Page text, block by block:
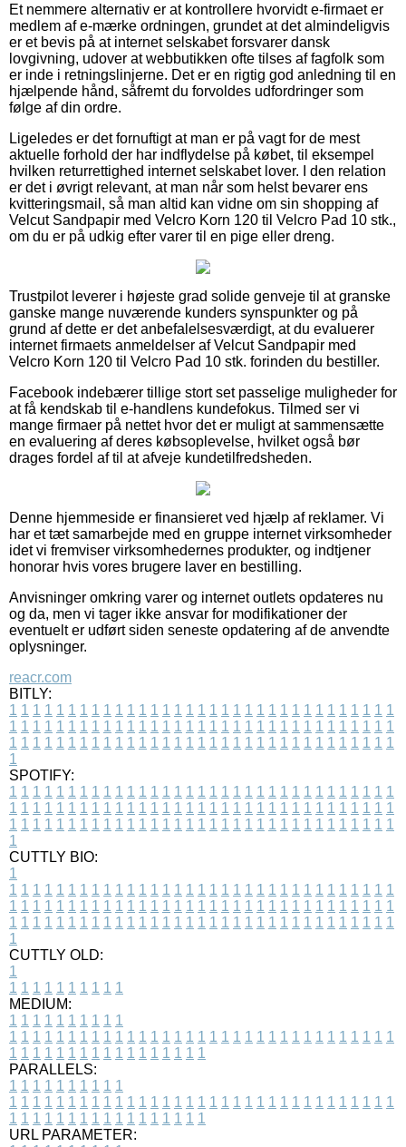
Et nemmere alternativ er at kontrollere hvorvidt e-firmaet er
medlem af e-mærke ordningen, grundet at det almindeligvis
er et bevis på at internet selskabet forsvarer dansk
lovgivning, udover at webbutikken ofte tilses af fagfolk som
er inde i retningslinjerne. Det er en rigtig god anledning til en
hjælpende hånd, såfremt du forvoldes udfordringer som
følge af din ordre.
Ligeledes er det fornuftigt at man er på vagt for de mest
aktuelle forhold der har indflydelse på købet, til eksempel
hvilken returrettighed internet selskabet lover. I den relation
er det i øvrigt relevant, at man når som helst bevarer ens
kvitteringsmail, så man altid kan vidne om sin shopping af
Velcut Sandpapir med Velcro Korn 120 til Velcro Pad 10 stk.,
om du er på udkig efter varer til en pige eller dreng.
Trustpilot leverer i højeste grad solide genveje til at granske
ganske mange nuværende kunders synspunkter og på
grund af dette er det anbefalelsesværdigt, at du evaluerer
internet firmaets anmeldelser af Velcut Sandpapir med
Velcro Korn 120 til Velcro Pad 10 stk. forinden du bestiller.
Facebook indebærer tillige stort set passelige muligheder for
at få kendskab til e-handlens kundefokus. Tilmed ser vi
mange firmaer på nettet hvor det er muligt at sammensætte
en evaluering af deres købsoplevelse, hvilket også bør
drages fordel af til at afveje kundetilfredsheden.
Denne hjemmeside er finansieret ved hjælp af reklamer. Vi
har et tæt samarbejde med en gruppe internet virksomheder
idet vi fremviser virksomhedernes produkter, og indtjener
honorar hvis vores brugere laver en bestilling.
Anvisninger omkring varer og internet outlets opdateres nu
og da, men vi tager ikke ansvar for modifikationer der
eventuelt er udført siden seneste opdatering af de anvendte
oplysninger.
reacr.com
BITLY:
1 1 1 1 1 1 1 1 1 1 1 1 1 1 1 1 1 1 1 1 1 1 1 1 1 1 1 1 1 1 1 1 1
1 1 1 1 1 1 1 1 1 1 1 1 1 1 1 1 1 1 1 1 1 1 1 1 1 1 1 1 1 1 1 1 1
1 1 1 1 1 1 1 1 1 1 1 1 1 1 1 1 1 1 1 1 1 1 1 1 1 1 1 1 1 1 1 1 1
1
SPOTIFY:
1 1 1 1 1 1 1 1 1 1 1 1 1 1 1 1 1 1 1 1 1 1 1 1 1 1 1 1 1 1 1 1 1
1 1 1 1 1 1 1 1 1 1 1 1 1 1 1 1 1 1 1 1 1 1 1 1 1 1 1 1 1 1 1 1 1
1 1 1 1 1 1 1 1 1 1 1 1 1 1 1 1 1 1 1 1 1 1 1 1 1 1 1 1 1 1 1 1 1
1
CUTTLY BIO:
1
1 1 1 1 1 1 1 1 1 1 1 1 1 1 1 1 1 1 1 1 1 1 1 1 1 1 1 1 1 1 1 1 1
1 1 1 1 1 1 1 1 1 1 1 1 1 1 1 1 1 1 1 1 1 1 1 1 1 1 1 1 1 1 1 1 1
1 1 1 1 1 1 1 1 1 1 1 1 1 1 1 1 1 1 1 1 1 1 1 1 1 1 1 1 1 1 1 1 1
1
CUTTLY OLD:
1
1 1 1 1 1 1 1 1 1 1
MEDIUM:
1 1 1 1 1 1 1 1 1 1
1 1 1 1 1 1 1 1 1 1 1 1 1 1 1 1 1 1 1 1 1 1 1 1 1 1 1 1 1 1 1 1 1
1 1 1 1 1 1 1 1 1 1 1 1 1 1 1 1 1
PARALLELS:
1 1 1 1 1 1 1 1 1 1
1 1 1 1 1 1 1 1 1 1 1 1 1 1 1 1 1 1 1 1 1 1 1 1 1 1 1 1 1 1 1 1 1
1 1 1 1 1 1 1 1 1 1 1 1 1 1 1 1 1
URL PARAMETER: